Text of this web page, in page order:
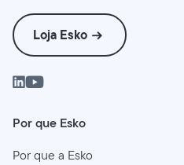
Loja Esko
Por que Esko
Por que a Esko